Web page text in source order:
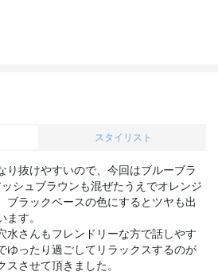
スタイリスト
り抜けやすいので、今回はブルーブラ
シュブラウンも混ぜたうえでオレンジ
ブラックベースの色にするとツヤも出
ます。
水さんもフレンドリーな方で話しやす
ゆったり過ごしてリラックスするのが
させて頂きました。